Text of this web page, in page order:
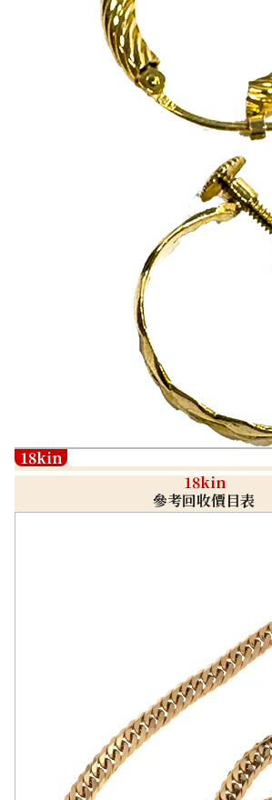
18kin
18kin
參考回收價目表